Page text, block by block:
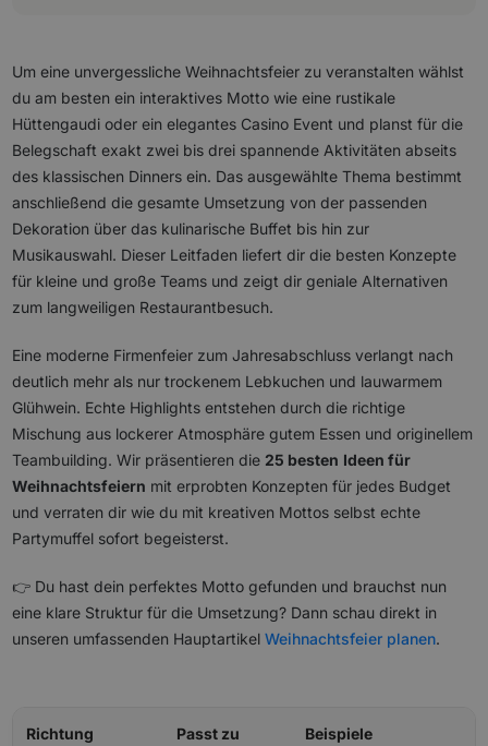
Um eine unvergessliche Weihnachtsfeier zu veranstalten wählst
du am besten ein interaktives Motto wie eine rustikale
Hüttengaudi oder ein elegantes Casino Event und planst für die
Belegschaft exakt zwei bis drei spannende Aktivitäten abseits
des klassischen Dinners ein. Das ausgewählte Thema bestimmt
anschließend die gesamte Umsetzung von der passenden
Dekoration über das kulinarische Buffet bis hin zur
Musikauswahl. Dieser Leitfaden liefert dir die besten Konzepte
für kleine und große Teams und zeigt dir geniale Alternativen
zum langweiligen Restaurantbesuch.
Eine moderne Firmenfeier zum Jahresabschluss verlangt nach
deutlich mehr als nur trockenem Lebkuchen und lauwarmem
Glühwein. Echte Highlights entstehen durch die richtige
Mischung aus lockerer Atmosphäre gutem Essen und originellem
Teambuilding. Wir präsentieren die 25 besten Ideen für
Weihnachtsfeiern mit erprobten Konzepten für jedes Budget
und verraten dir wie du mit kreativen Mottos selbst echte
Partymuffel sofort begeisterst.
👉 Du hast dein perfektes Motto gefunden und brauchst nun
eine klare Struktur für die Umsetzung? Dann schau direkt in
unseren umfassenden HauptartikelWeihnachtsfeier planen.
Richtung Passt zu Beispiele